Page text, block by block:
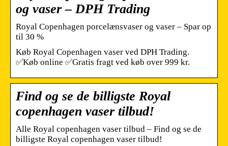
og vaser – DPH Trading
Royal Copenhagen porcelænsvaser og vaser – Spar op
til 30 %
Køb Royal Copenhagen vaser ved DPH Trading.
✅Køb online ✅Gratis fragt ved køb over 999 kr.
Find og se de billigste Royal
copenhagen vaser tilbud!
Alle Royal copenhagen vaser tilbud – Find og se de
billigste Royal copenhagen vaser tilbud!